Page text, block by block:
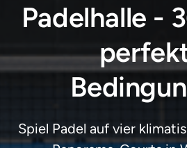
Padelhalle -
Spiel Padel auf vier